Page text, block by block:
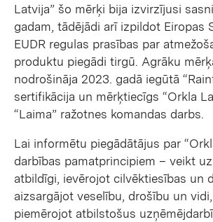
Latvija” šo mērķi bija izvirzījusi
gadam, tādējādi arī izpildot Eiropas
EUDR regulas prasības par
produktu piegādi tirgū. Agrāku
nodrošināja 2023. gadā iegūtā
sertifikācija un mērķtiecīgs “Orkla
“Laima” ražotnes komandas darbs.
Lai informētu piegādātājus par
darbības pamatprincipiem – veikt
atbildīgi, ievērojot cilvēktiesības un
aizsargājot veselību, drošību un
piemērojot atbilstošus